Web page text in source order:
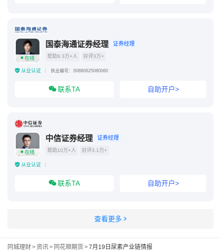
在线
国泰海通证券经理 证券经理
帮助9.3万+人 好评3万+
从业认证 执业编号：S0880625080060
联系TA 自助开户>
在线
中信证券经理 证券经理
帮助10万+人 好评3.1万+
从业认证
联系TA 自助开户>
查看更多
同城理财>资讯> 同花顺期货>7月19日尿素产业链情报